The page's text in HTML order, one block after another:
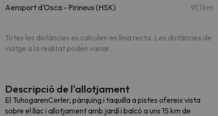
Aeroport d'Osca - Pirineus (HSK) 91.1 km
Totes les distàncies es calculen en línia recta. Les distàncies de
viatge a la realitat poden variar.
Descripció de l'allotjament
El TuhogarenCerler, pàrquing i taquilla a pistes ofereix vista
sobre el llac i allotjament amb jardí i balcó a uns 15 km de